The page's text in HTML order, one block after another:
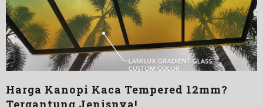
Harga Kanopi Kaca Tempered 12mm?
Tergantung Jenisnya!